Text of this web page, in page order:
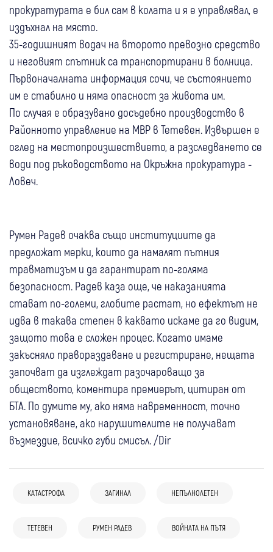
прокуратурата е бил сам в колата и я е управлявал, е
издъхнал на място.
35-годишният водач на второто превозно средство
и неговият спътник са транспортирани в болница.
Първоначалната информация сочи, че състоянието
им е стабилно и няма опасност за живота им.
По случая е образувано досъдебно производство в
Районното управление на МВР в Тетевен. Извършен е
оглед на местопроизшествието, а разследването се
води под ръководството на Окръжна прокуратура -
Ловеч.
Румен Радев очаква също институциите да
предложат мерки, които да намалят пътния
травматизъм и да гарантират по-голяма
безопасност. Радев каза още, че наказанията
стават по-големи, глобите растат, но ефектът не
идва в такава степен в каквато искаме да го видим,
защото това е сложен процес. Когато имаме
закъсняло правораздаване и регистриране, нещата
започват да изглеждат разочароващо за
обществото, коментира премиерът, цитиран от
БТА. По думите му, ако няма навременност, точно
установяване, ако нарушителите не получават
възмездие, всичко губи смисъл. /Dir
КАТАСТРОФА ЗАГИНАЛ НЕПЪЛНОЛЕТЕН
ТЕТЕВЕН РУМЕН РАДЕВ ВОЙНАТА НА ПЪТЯ
Банско България 12:14